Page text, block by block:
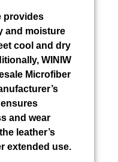
provides
and moisture
cool and dry
WINIW
Microfiber
and wear
leather’s
extended use.